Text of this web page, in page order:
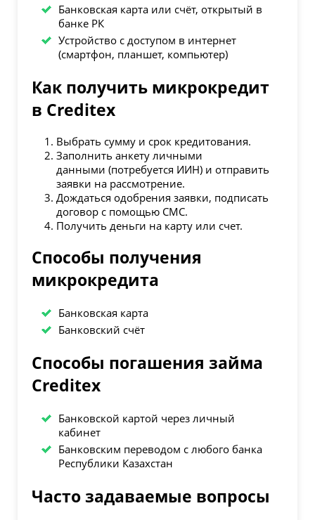
Банковская карта или счёт, открытый в
банке РК
Устройство с доступом в интернет
(смартфон, планшет, компьютер)
Как получить микрокредит
в Creditex
Выбрать сумму и срок кредитования.
Заполнить анкету личными
данными (потребуется ИИН) и отправить
заявки на рассмотрение.
Дождаться одобрения заявки, подписать
договор с помощью СМС.
Получить деньги на карту или счет.
Способы получения
микрокредита
Банковская карта
Банковский счёт
Способы погашения займа
Creditex
Банковской картой через личный
кабинет
Банковским переводом с любого банка
Республики Казахстан
Часто задаваемые вопросы